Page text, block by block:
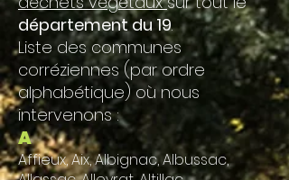
département du 19.
Liste des communes
corréziennes (par ordre
alphabétique) où nous
intervenons :
A
Affieux, Aix, Albignac, Albussac,